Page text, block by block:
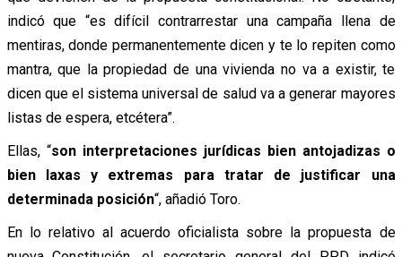
indicó que “es difícil contrarrestar una campaña llena de
mentiras, donde permanentemente dicen y te lo repiten como
mantra, que la propiedad de una vivienda no va a existir, te
dicen que el sistema universal de salud va a generar mayores
listas de espera, etcétera”.
Ellas, “son interpretaciones jurídicas bien antojadizas o
bien laxas y extremas para tratar de justificar una
determinada posición“, añadió Toro.
En lo relativo al acuerdo oficialista sobre la propuesta de